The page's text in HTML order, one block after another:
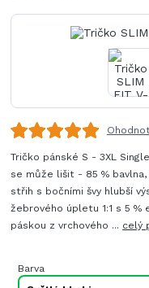
Tričko pánské S - 3XL
se může lišit - 85 % bavlna,
střih s bočními švy hlubší
žebrového úpletu 1:1 s 5
páskou z vrchového ... celý
Barva